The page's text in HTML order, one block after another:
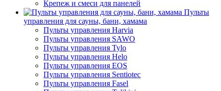
Крепеж и смеси для панелей
Пульты
управления для сауны, бани, хамама
Пульты управления Harvia
Пульты управления SAWO
Пульты управления Tylo
Пульты управления Helo
Пульты управления EOS
Пульты управления Sentiotec
Пульты управления Fasel